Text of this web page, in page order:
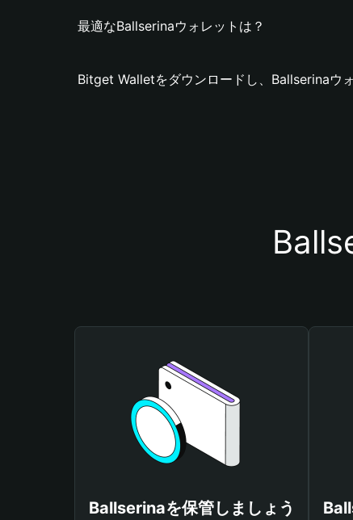
最適なBallserinaウォレットは？
Bitget Walletをダウンロードし、Ballserinaウ
Ballserinaを保管しましょう